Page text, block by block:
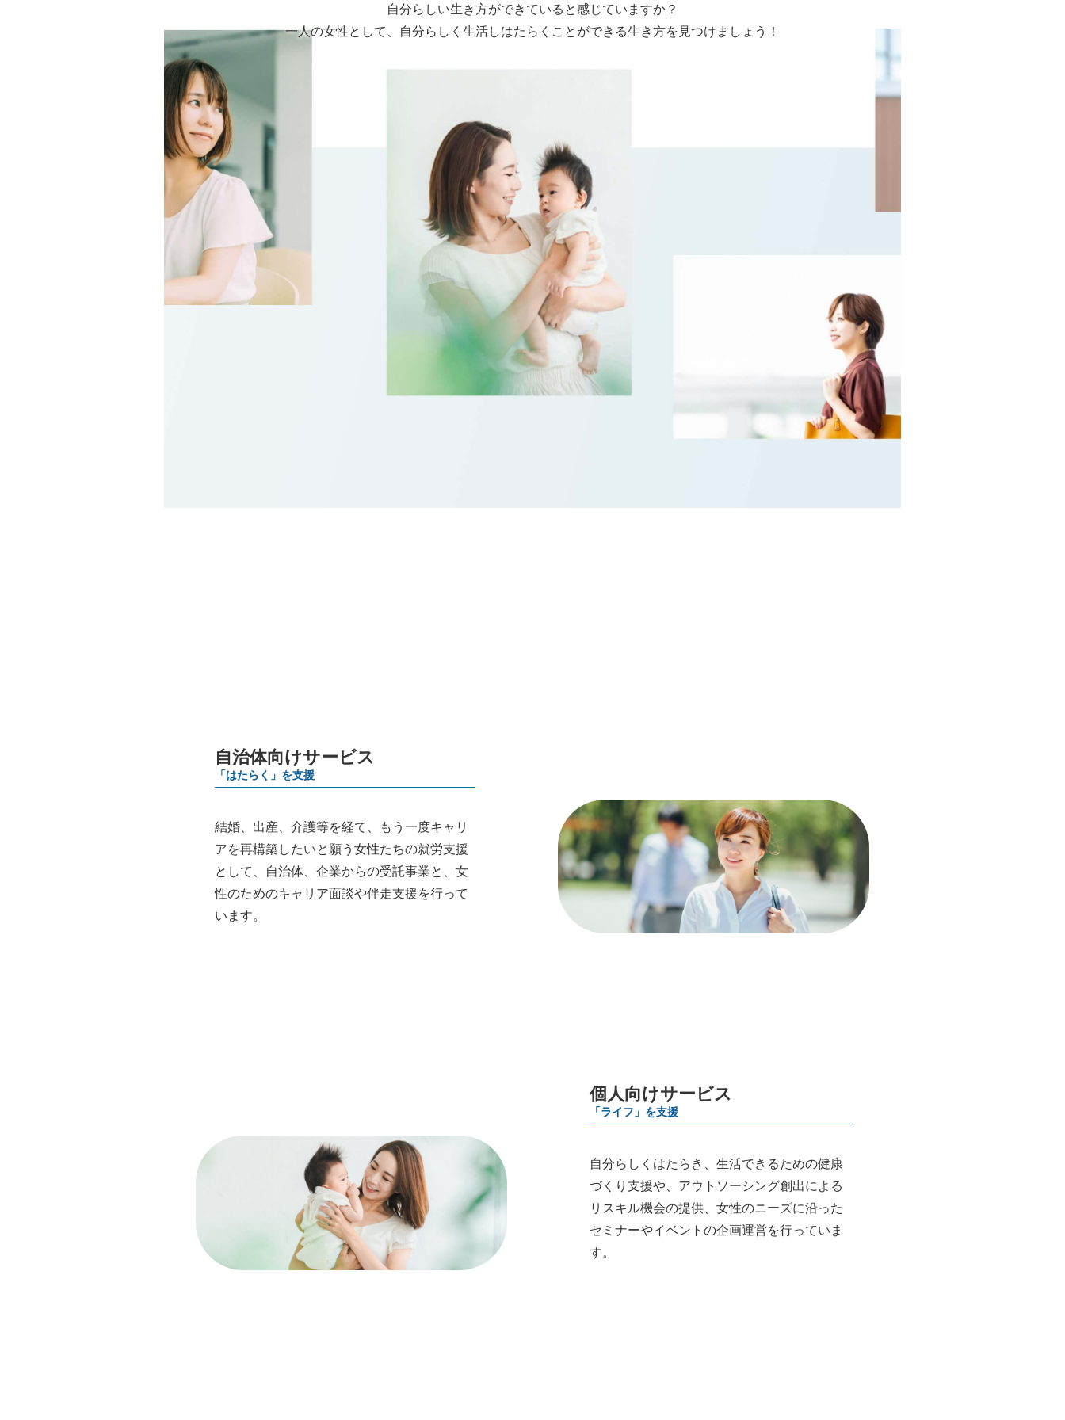
自分らしい生き方ができていると感じていますか？
一人の女性として、自分らしく生活しはたらくことができる生き方を見つけましょう！
自治体向けサービス
「はたらく」を支援
結婚、出産、介護等を経て、もう一度キャリ
アを再構築したいと願う女性たちの就労支援
として、自治体、企業からの受託事業と、女
性のためのキャリア面談や伴走支援を行って
います。
個人向けサービス
「ライフ」を支援
自分らしくはたらき、生活できるための健康
づくり支援や、アウトソーシング創出による
リスキル機会の提供、女性のニーズに沿った
セミナーやイベントの企画運営を行っていま
す。